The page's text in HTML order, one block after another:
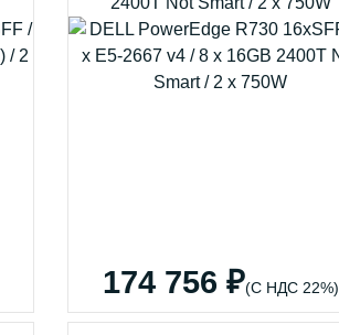
174 756 ₽(С НДС 22%)